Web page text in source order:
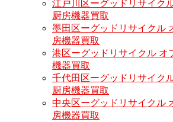
江戸川区ーグッドリサイク
厨房機器買取
墨田区ーグッドリサイクル
房機器買取
港区ーグッドリサイクル オ
機器買取
千代田区ーグッドリサイク
厨房機器買取
中央区ーグッドリサイクル
房機器買取